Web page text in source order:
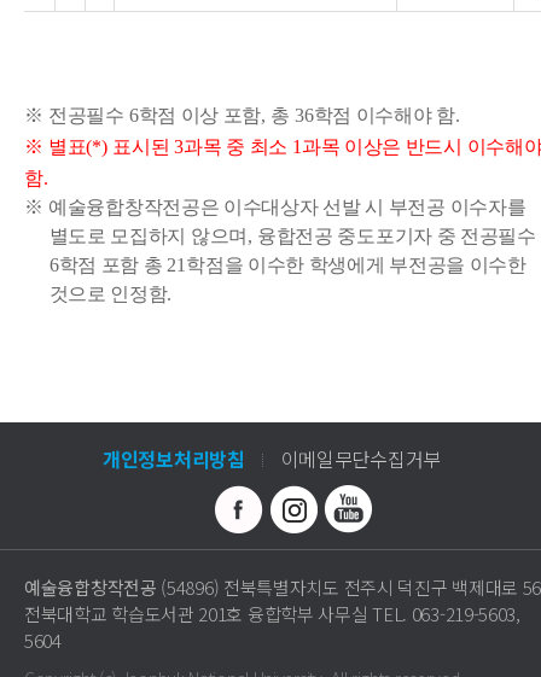
※ 전공필수 6학점 이상 포함, 총 36학점 이수해야 함.
※ 별표(*) 표시된3과목 중 최소 1과목 이상은 반드시 이수해
함.
※ 예술융합창작전공은 이수대상자 선발 시 부전공 이수자를
별도로 모집하지 않으며 , 융합전공 중도포기자 중 전공필수
6학점 포함 총 21 학점을 이수한 학생에게 부전공을 이수한
것으로 인정함.
개인정보처리방침 이메일무단수집거부
예술융합창작전공 (54896) 전북특별자치도 전주시 덕진구 백제대로
전북대학교 학습도서관 201호 융합학부 사무실 TEL. 063-219-5603,
5604